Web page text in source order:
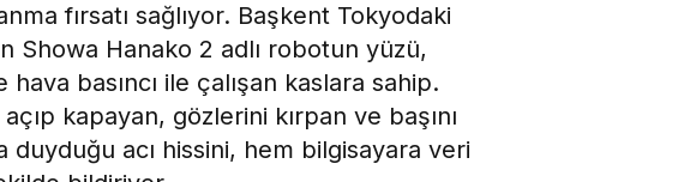
fırsatı sağlıyor. Başkent Tokyodaki
Hanako 2 adlı robotun yüzü,
basıncı ile çalışan kaslara sahip.
kapayan, gözlerini kırpan ve başını
duyduğu acı hissini, hem bilgisayara veri